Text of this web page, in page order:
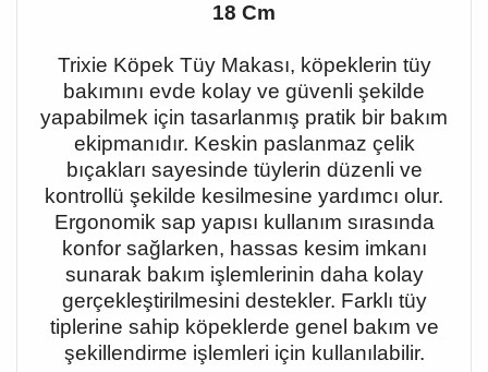
18 Cm
Trixie Köpek Tüy Makası, köpeklerin tüy
bakımını evde kolay ve güvenli şekilde
yapabilmek için tasarlanmış pratik bir bakım
ekipmanıdır. Keskin paslanmaz çelik
bıçakları sayesinde tüylerin düzenli ve
kontrollü şekilde kesilmesine yardımcı olur.
Ergonomik sap yapısı kullanım sırasında
konfor sağlarken, hassas kesim imkanı
sunarak bakım işlemlerinin daha kolay
gerçekleştirilmesini destekler. Farklı tüy
tiplerine sahip köpeklerde genel bakım ve
şekillendirme işlemleri için kullanılabilir.